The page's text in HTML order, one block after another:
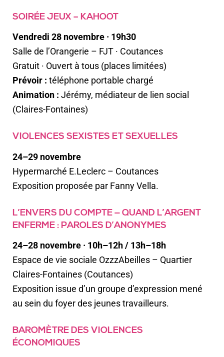
SOIRÉE JEUX – KAHOOT
Vendredi 28 novembre · 19h30
Salle de l’Orangerie – FJT · Coutances
Gratuit · Ouvert à tous (places limitées)
Prévoir : téléphone portable chargé
Animation : Jérémy, médiateur de lien social
(Claires-Fontaines)
VIOLENCES SEXISTES ET SEXUELLES
24–29 novembre
Hypermarché E.Leclerc – Coutances
Exposition proposée par Fanny Vella.
L’ENVERS DU COMPTE — QUAND L’ARGENT
ENFERME : PAROLES D’ANONYMES
24–28 novembre · 10h–12h / 13h–18h
Espace de vie sociale OzzzAbeilles – Quartier
Claires-Fontaines (Coutances)
Exposition issue d’un groupe d’expression mené
au sein du foyer des jeunes travailleurs.
BAROMÈTRE DES VIOLENCES
ÉCONOMIQUES